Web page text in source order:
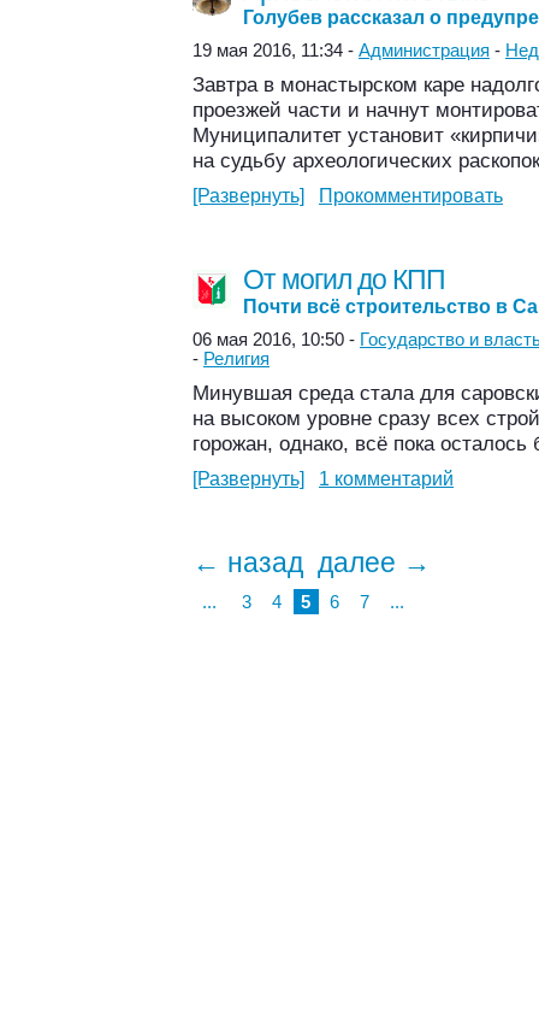
Голубев рассказал о
19 мая 2016, 11:34 - Администрация -
Завтра в монастырском каре
проезжей части и начнут
Муниципалитет установит
на судьбу археологических
[Развернуть] Прокомментировать
От могил до КПП
Почти всё строительство в
06 мая 2016, 10:50 - Государство и
- Религия
Минувшая среда стала для
на высоком уровне сразу всех
горожан, однако, всё пока
[Развернуть] 1 комментарий
← назад далее →
... 3 4 5 6 7 ...